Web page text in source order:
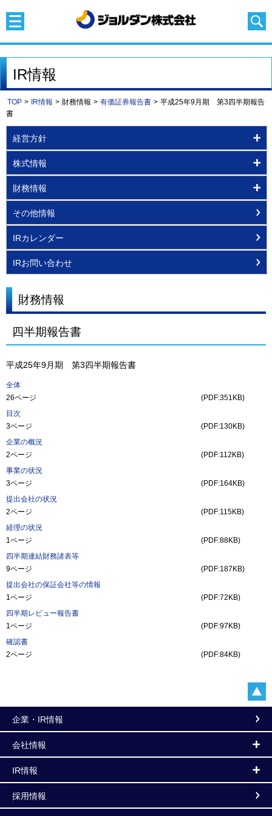
IR情報
TOP > IR情報 > 財務情報 > 有価証券報告書 > 平成25年9月期 第3四半期報告
書
経営方針
株式情報
財務情報
その他情報
IRカレンダー
IRお問い合わせ
財務情報
四半期報告書
平成25年9月期 第3四半期報告書
全体
26ページ
(PDF:351KB)
目次
3ページ
(PDF:130KB)
企業の概況
2ページ
(PDF:112KB)
事業の状況
3ページ
(PDF:164KB)
提出会社の状況
2ページ
(PDF:115KB)
経理の状況
1ページ
(PDF:88KB)
四半期連結財務諸表等
9ページ
(PDF:187KB)
提出会社の保証会社等の情報
1ページ
(PDF:72KB)
四半期レビュー報告書
1ページ
(PDF:97KB)
確認書
2ページ
(PDF:84KB)
企業・IR情報
会社情報
IR情報
採用情報